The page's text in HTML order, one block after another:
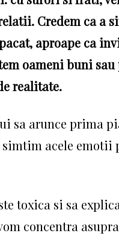
Credem ca a
aproape ca
oameni buni sau
realitate.
sa arunce prima
acele emotii
toxica si sa
concentra